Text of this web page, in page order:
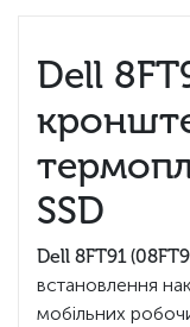
Dell
SSD
Dell 8FT91
встановлення
мобільних